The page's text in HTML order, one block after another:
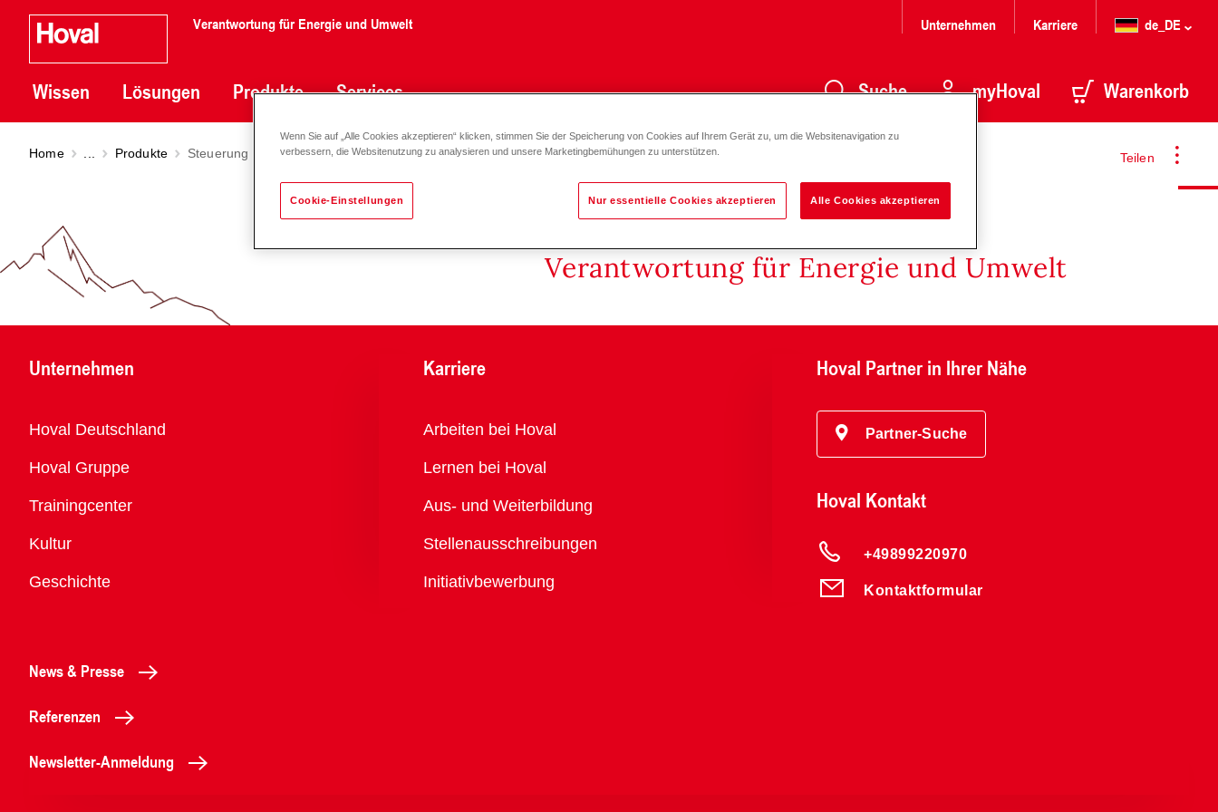
Verantwortung für Energie und Umwelt
Wissen Lösungen Produkte Services
Unternehmen Karriere de_DE
Suche myHoval Warenkorb
Teilen
Home Produkte Steuerung für Pellets-Austragsystem mit flexibler Förderschnecke RAS 91-M1 - 91-M5
Verantwortung für Energie und Umwelt
Unternehmen
Übersicht
Hoval Deutschland
Hoval Gruppe
Trainingcenter
Kultur
Geschichte
Karriere
Übersicht
Arbeiten bei Hoval
Lernen bei Hoval
Aus- und Weiterbildung
Stellenausschreibungen
Initiativbewerbung
Hoval Partner in Ihrer Nähe
Partner-Suche
Hoval Kontakt
+49899220970
Kontaktformular
News & Presse
Referenzen
Newsletter-Anmeldung
Wenn Sie auf „Alle Cookies akzeptieren“ klicken, stimmen Sie der Speicherung von Cookies auf Ihrem Gerät zu, um die Websitenavigation zu
verbessern, die Websitenutzung zu analysieren und unsere Marketingbemühungen zu unterstützen.
Cookie-Einstellungen Nur essentielle Cookies akzeptieren Alle Cookies akzeptieren